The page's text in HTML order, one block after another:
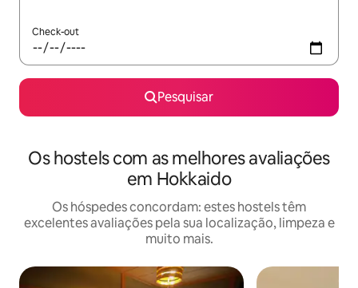
Check-out
Pesquisar
Os hostels com as melhores avaliações
em Hokkaido
Os hóspedes concordam: estes hostels têm
excelentes avaliações pela sua localização, limpeza e
muito mais.